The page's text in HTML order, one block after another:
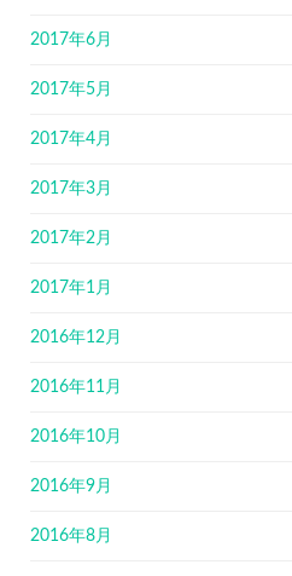
2017年6月
2017年5月
2017年4月
2017年3月
2017年2月
2017年1月
2016年12月
2016年11月
2016年10月
2016年9月
2016年8月